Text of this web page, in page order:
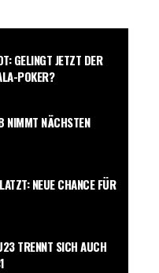
GELINGT JETZT DER
POKER?
NIMMT NÄCHSTEN
NEUE CHANCE FÜR
TRENNT SICH AUCH